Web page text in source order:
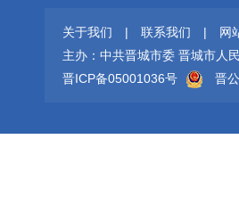
关于我们 | 联系我们 | 网
主办：中共晋城市委 晋城市人
晋ICP备05001036号
晋